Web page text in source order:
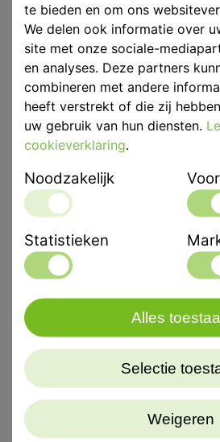
Eenheid
p/st
Merk
Cavex
Productbeschrijving
Perfect gemixed
Alginaat Mixer II.
Gerelateerd artikelen
Cavex Mengbeker
t.b.v. Alginaatmixer I
p/st
te bieden en om ons
We delen ook informatie over
site met onze sociale-
en analyses. Deze partners
combineren met andere
heeft verstrekt of die zij
uw gebruik van hun diensten.
cookieverklaring.
Noodzakelijk
Statistieken
Weigeren
Selectie
Alles